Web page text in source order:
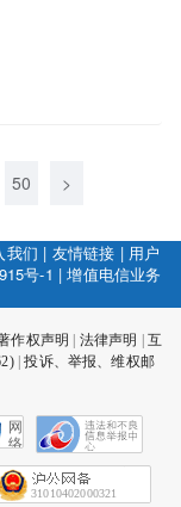
50 >
我们 | 友情链接 | 用户
号-1 |增值电信业务
作权声明 法律声明
互
|投诉、举报、维权邮
网
络
会
征
31010402000321